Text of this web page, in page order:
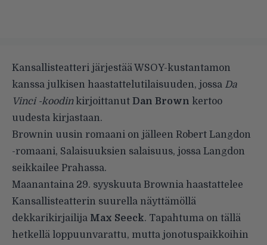
Kansallisteatteri järjestää WSOY-kustantamon
kanssa julkisen haastattelutilaisuuden, jossa Da
Vinci -koodin kirjoittanut Dan Brown kertoo
uudesta kirjastaan.
Brownin uusin romaani on jälleen Robert Langdon
-romaani, Salaisuuksien salaisuus, jossa Langdon
seikkailee Prahassa.
Maanantaina 29. syyskuuta Brownia haastattelee
Kansallisteatterin suurella näyttämöllä
dekkarikirjailija Max Seeck. Tapahtuma on tällä
hetkellä loppuunvarattu, mutta jonotuspaikkoihin